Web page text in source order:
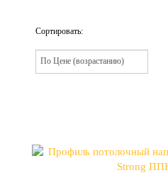
Сортировать: